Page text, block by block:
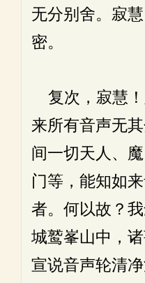
无分别舍。寂
密。
复次，寂慧！
来所有音声无
间一切天人、
门等，能知如
者。何以故？
城鹫峯山中，
宣说音声轮清